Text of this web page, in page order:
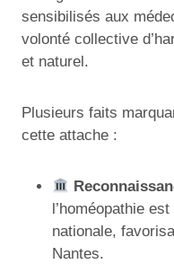
sensibilisés aux
volonté collective
et naturel.
Plusieurs faits
cette attache :
l’homéopathie
nationale,
Nantes.